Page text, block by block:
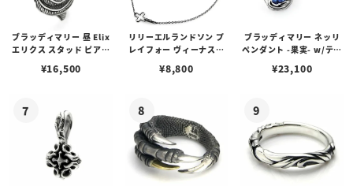
ブラッディマリー 昼 Elix
エリクス スタッド ピアス
¥16,500
リリーエルランドソン プ
レイフォー ヴィーナスチ
¥8,800
ブラッディマリー ネッリ
ペンダント -果実- w/ティ
¥23,100